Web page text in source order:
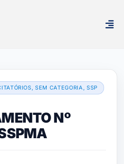
,SEM CATEGORIA,SSP
Nº